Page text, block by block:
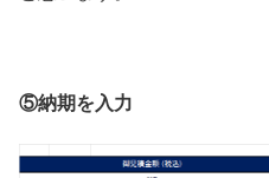
⑤納期を入力